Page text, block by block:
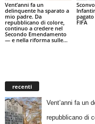
Vent’anni fa un
delinquente ha sparato a
mio padre. Da
repubblicano di colore,
continuo a credere nel
Secondo Emendamento
— e nella riforma sulle...
FIFA
recenti
Vent’anni fa un
repubblicano di